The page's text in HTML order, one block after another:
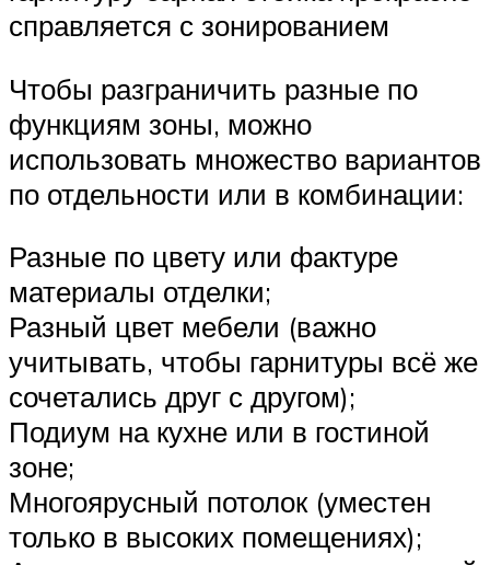
справляется с зонированием
Чтобы разграничить разные по
функциям зоны, можно
использовать множество вариантов
по отдельности или в комбинации:
Разные по цвету или фактуре
материалы отделки;
Разный цвет мебели (важно
учитывать, чтобы гарнитуры всё же
сочетались друг с другом);
Подиум на кухне или в гостиной
зоне;
Многоярусный потолок (уместен
только в высоких помещениях);